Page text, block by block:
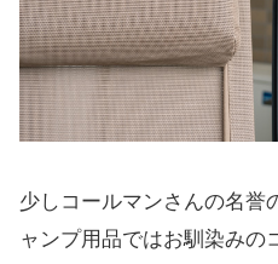
少しコールマンさんの名誉
ャンプ用品ではお馴染みの